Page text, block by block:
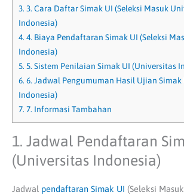
3. 3. Cara Daftar Simak UI (Seleksi Masuk
Indonesia)
4. 4. Biaya Pendaftaran Simak UI (Seleksi
Indonesia)
5. 5. Sistem Penilaian Simak UI (Universitas
6. 6. Jadwal Pengumuman Hasil Ujian
Indonesia)
7. 7. Informasi Tambahan
1. Jadwal Pendaftaran
(Universitas Indonesia)
Jadwal pendaftaran Simak UI (Seleksi